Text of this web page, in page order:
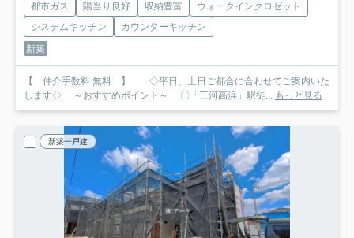
都市ガス 陽当り良好 収納豊富
ウォークインクロゼット
システムキッチン
カウンターキッチン
新築
【 仲介手数料 無料 】 ◇平日、土日ご都合に合わせてご案内いた
します◇ ～おすすめポイント～ 〇「三河高浜」駅徒... もっと見る
新築一戸建